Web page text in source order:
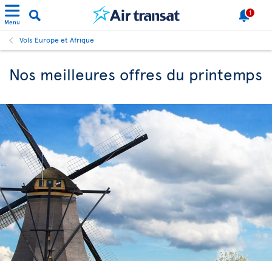
Menu
1
Vols Europe et Afrique
Nos meilleures offres du printemps